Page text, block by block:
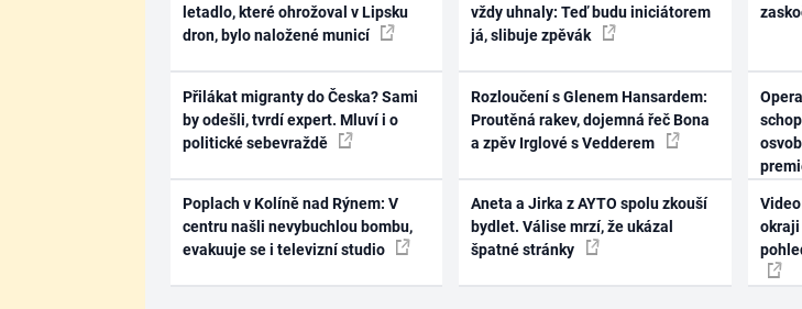
letadlo, které ohrožoval v Lipsku
dron, bylo naložené municí
Přilákat migranty do Česka? Sami
by odešli, tvrdí expert. Mluví i o
politické sebevraždě
Poplach v Kolíně nad Rýnem: V
centru našli nevybuchlou bombu,
evakuuje se i televizní studio
vždy uhnaly: Teď budu iniciátorem
já, slibuje zpěvák
Rozloučení s Glenem Hansardem:
Proutěná rakev, dojemná řeč Bona
a zpěv Irglové s Vedderem
Aneta a Jirka z AYTO spolu zkouší
bydlet. Válise mrzí, že ukázal
špatné stránky
okraji